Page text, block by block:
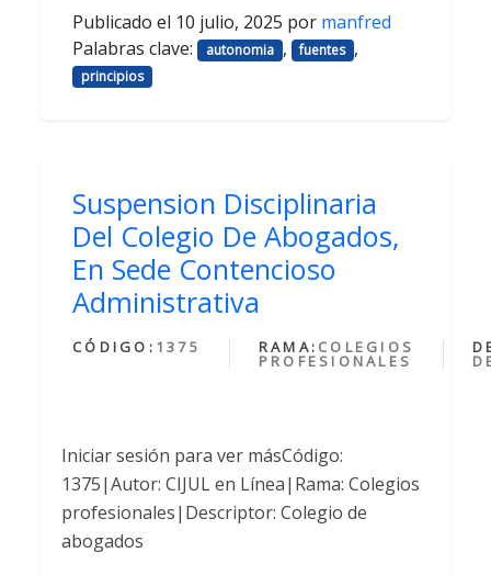
Publicado el 10 julio, 2025 por manfred
Palabras clave:
autonomia , fuentes ,
principios
Suspension Disciplinaria
Del Colegio De Abogados,
En Sede Contencioso
Administrativa
CÓDIGO: 1375 RAMA: COLEGIOS
PROFESIONALES
Iniciar sesión para ver másCódigo:
1375|Autor: CIJUL en Línea|Rama: Colegios
profesionales|Descriptor: Colegio de
abogados